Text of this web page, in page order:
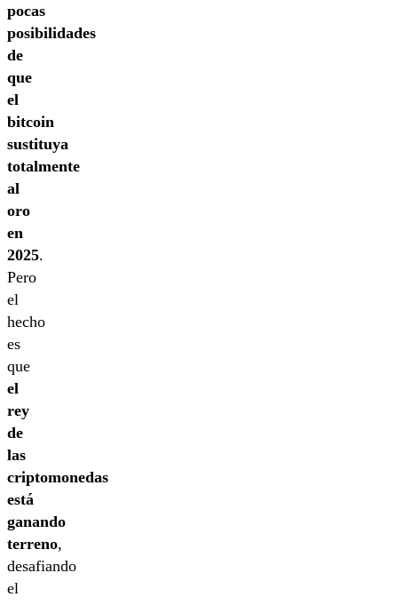
pocas
posibilidades
de
que
el
bitcoin
sustituya
totalmente
al
oro
en
2025.
Pero
el
hecho
es
que
el
rey
de
las
criptomonedas
está
ganando
terreno,
desafiando
el